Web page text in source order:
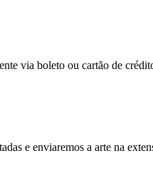
via boleto ou cartão de
e enviaremos a arte na